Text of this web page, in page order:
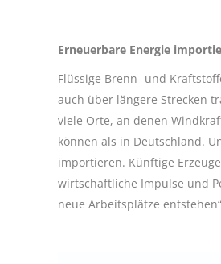
Erneuerbare Energie
Flüssige Brenn- und
auch über längere Strecken
viele Orte, an denen
können als in Deutschland.
importieren. Künftige
wirtschaftliche Impulse und
neue Arbeitsplätze